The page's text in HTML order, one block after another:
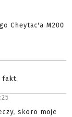
Cheytac'a M200
fakt.
skoro moje